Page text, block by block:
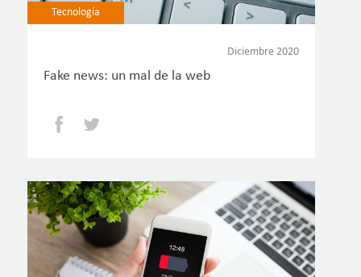
Tecnología
Diciembre 2020
Fake news: un mal de la web
Facebook